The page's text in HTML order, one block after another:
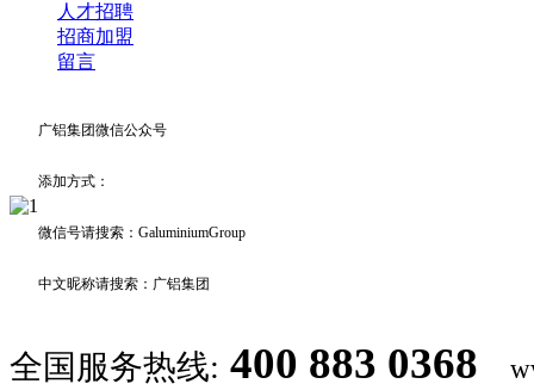
人才招聘
招商加盟
留言
广铝集团微信公众号
添加方式：
微信号请搜索：GaluminiumGroup
中文昵称请搜索：广铝集团
全国服务热线: 400 883 0368